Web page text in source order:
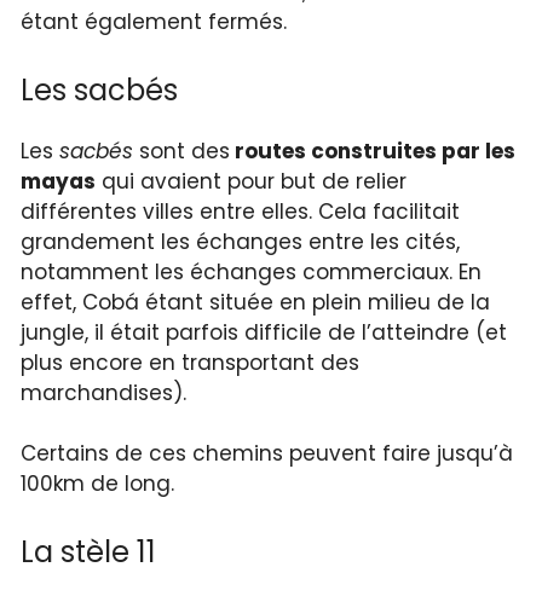
étant également fermés.
Les sacbés
Lessacbés sont des routes construites par les
mayas qui avaient pour but de relier
différentes villes entre elles. Cela facilitait
grandement les échanges entre les cités,
notamment les échanges commerciaux. En
effet, Cobá étant située en plein milieu de la
jungle, il était parfois difficile de l’atteindre (et
plus encore en transportant des
marchandises).
Certains de ces chemins peuvent faire jusqu’à
100km de long.
La stèle 11